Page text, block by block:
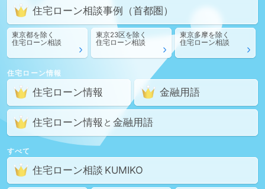
住宅ローン相談事例 （首都圏）
東京都を除く
住宅ローン相談
東京23区を除く
住宅ローン相談
東京多摩を除く
住宅ローン相談
住宅ローン情報
住宅ローン情報 金融用語
住宅ローン情報 と 金融用語
すべて
住宅ローン相談